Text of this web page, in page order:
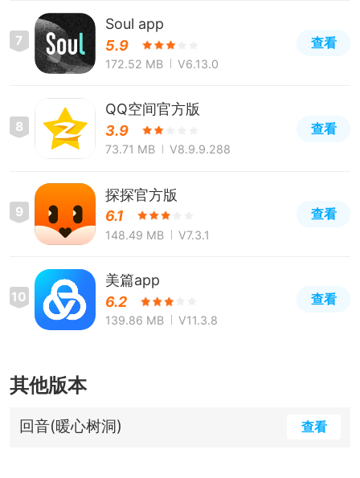
7
Soul app
5.9
172.52 MB V6.13.0
查看
8
QQ空间官方版
3.9
73.71 MB V8.9.9.288
查看
9
探探官方版
6.1
148.49 MB V7.3.1
查看
10
美篇app
6.2
139.86 MB V11.3.8
查看
其他版本
回音(暖心树洞) 查看